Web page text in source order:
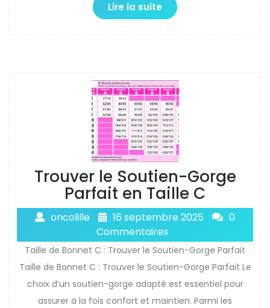
Lire la suite
Trouver le Soutien-Gorge
Parfait en Taille C
oncolille 16 septembre 2025
0
Commentaires
Taille de Bonnet C : Trouver le Soutien-Gorge Parfait
Taille de Bonnet C : Trouver le Soutien-Gorge Parfait Le
choix d’un soutien-gorge adapté est essentiel pour
assurer à la fois confort et maintien. Parmi les